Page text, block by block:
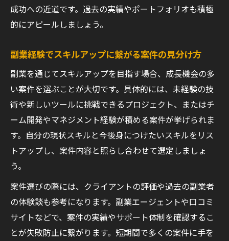
成功への近道です。過去の実績やポートフォリオも積極
的にアピールしましょう。
副業経験でスキルアップに繋がる案件の見分け方
副業を通じてスキルアップを目指す場合、成長機会の多
い案件を選ぶことが大切です。具体的には、未経験の技
術や新しいツールに挑戦できるプロジェクト、またはチ
ーム開発やマネジメント経験が積める案件が挙げられま
す。自分の現状スキルと今後身につけたいスキルをリス
トアップし、案件内容と照らし合わせて選定しましょ
う。
案件選びの際には、クライアントの評価や過去の副業者
の体験談も参考になります。副業エージェントや口コミ
サイトなどで、案件の実績やサポート体制を確認するこ
とが失敗防止に繋がります。短期間で多くの案件に手を